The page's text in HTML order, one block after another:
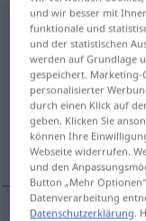
ungeeignet
Übersicht aller
(Für mehr Details die
impróprio,
incapaz
und wir besser mit
funktionale und
und der statistischen
werden auf Grundlage
gespeichert. Marketing-
personalisierter
durch einen Klick auf
geben. Klicken Sie
können Ihre
Webseite widerrufen.
und den
Button „Mehr
Datenverarbeitung
Datenschutzerklärung.